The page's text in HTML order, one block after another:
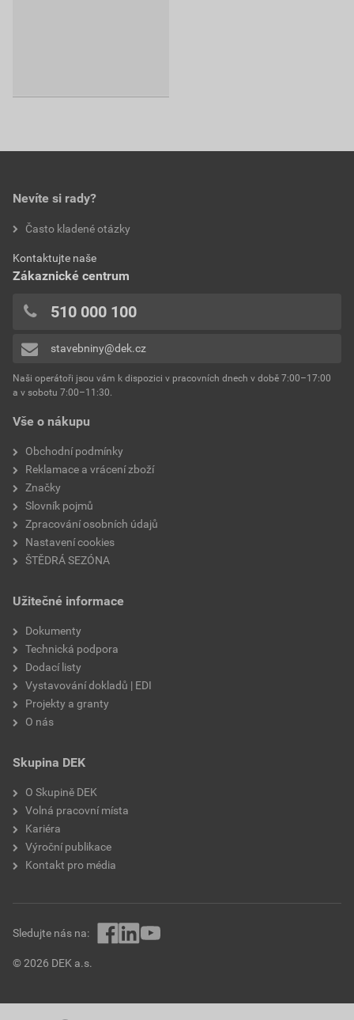
Vše o nákupu
Obchodní podmínky
Reklamace a vrácení zboží
Značky
Slovník pojmů
Zpracování osobních údajů
Nastavení cookies
ŠTĚDRÁ SEZÓNA
Užitečné informace
Dokumenty
Technická podpora
Dodací listy
Vystavování dokladů | EDI
Projekty a granty
O nás
Skupina DEK
O Skupině DEK
Volná pracovní místa
Kariéra
Výroční publikace
Kontakt pro média
Nevíte si rady?
Často kladené otázky
Kontaktujte naše
Zákaznické centrum
510 000 100
stavebniny@dek.cz
Naši operátoři jsou vám k dispozici v pracovních dnech v době 7:00–17:00
a v sobotu 7:00–11:30.
© 2026 DEK a.s.
Sledujte nás na: